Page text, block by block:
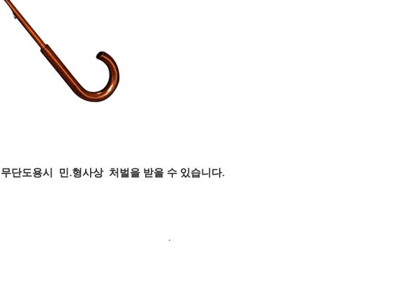
.
단도용시 민.형사상 처벌을 받을 수 있습니다.